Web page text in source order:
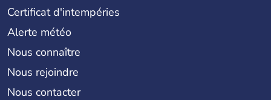
Certificat d'intempéries
Alerte météo
Nous connaître
Nous rejoindre
Nous contacter